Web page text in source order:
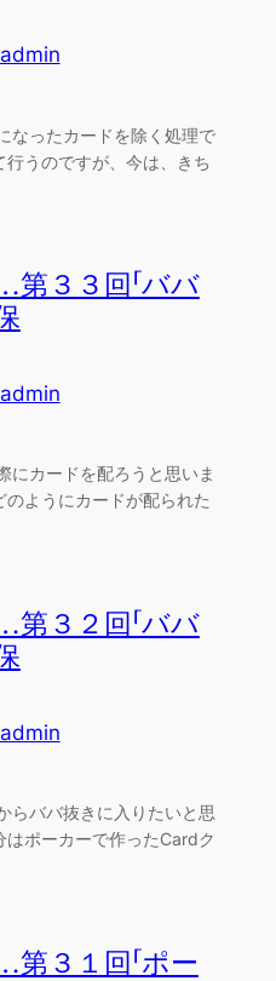
admin
ったカードを除く処理で
うのですが、今は、きち
３３回「ババ
admin
カードを配ろうと思いま
ようにカードが配られた
３２回「ババ
admin
ババ抜きに入りたいと思
ポーカーで作ったCardク
３１回「ポー